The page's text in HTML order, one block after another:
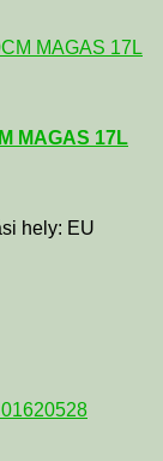
MAGAS 17L
hely: EU